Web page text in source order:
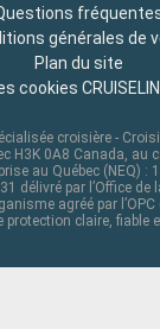
générales de
Plan du site
cookies
croisière -
H3K 0A8 Canada,
au Québec (NEQ) :
délivré par l’Office
agréé par
claire, fiable